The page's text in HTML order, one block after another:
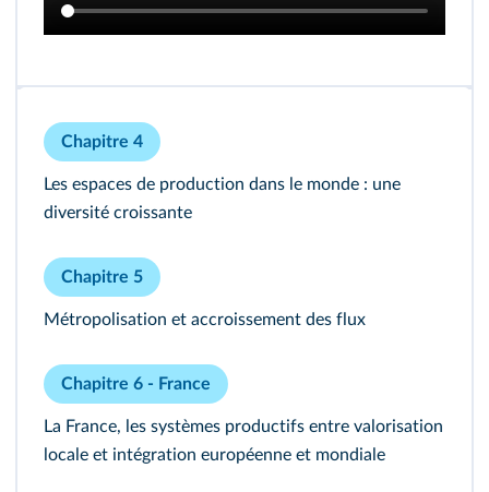
Chapitre 4
Les espaces de production dans le monde : une
diversité croissante
Chapitre 5
Métropolisation et accroissement des flux
Chapitre 6 - France
La France, les systèmes productifs entre valorisation
locale et intégration européenne et mondiale